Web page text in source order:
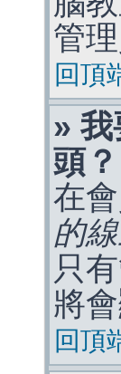
管
回頂
»
頭？
在
的
只
將
回頂